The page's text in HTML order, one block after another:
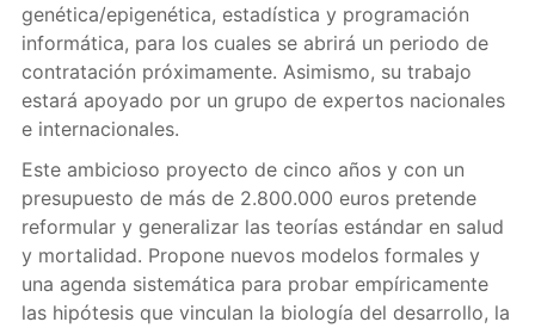
genética/epigenética, estadística y programación
informática, para los cuales se abrirá un periodo de
contratación próximamente. Asimismo, su trabajo
estará apoyado por un grupo de expertos nacionales
e internacionales.
Este ambicioso proyecto de cinco años y con un
presupuesto de más de 2.800.000 euros pretende
reformular y generalizar las teorías estándar en salud
y mortalidad. Propone nuevos modelos formales y
una agenda sistemática para probar empíricamente
las hipótesis que vinculan la biología del desarrollo, la